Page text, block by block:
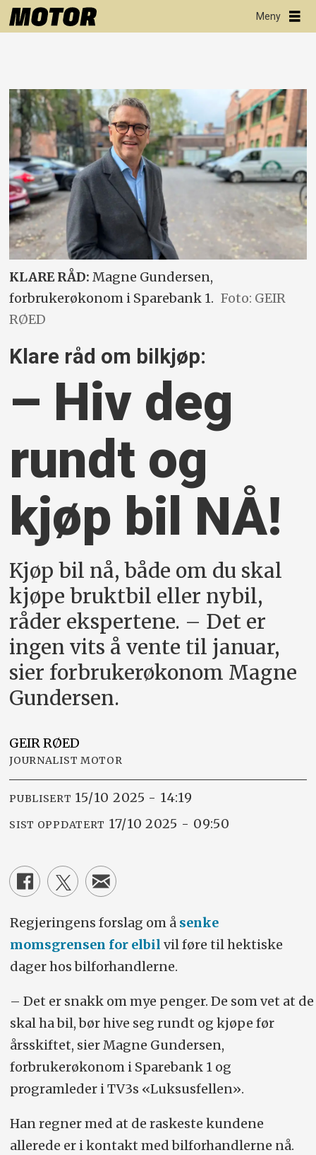
KLARE RÅD: Magne Gundersen,
forbrukerøkonom i Sparebank 1. Foto: GEIR
RØED
Klare råd om bilkjøp:
– Hiv deg
rundt og
kjøp bil NÅ!
Kjøp bil nå, både om du skal
kjøpe bruktbil eller nybil,
råder ekspertene. – Det er
ingen vits å vente til januar,
sier forbrukerøkonom Magne
Gundersen.
GEIR RØED
JOURNALIST MOTOR
PUBLISERT 15/10 2025 - 14:19
SIST OPPDATERT 17/10 2025 - 09:50
Regjeringens forslag om å senke
momsgrensen for elbil vil føre til hektiske
dager hos bilforhandlerne.
– Det er snakk om mye penger. De som vet at de
skal ha bil, bør hive seg rundt og kjøpe før
årsskiftet, sier Magne Gundersen,
forbrukerøkonom i Sparebank 1 og
programleder i TV3s «Luksusfellen».
Han regner med at de raskeste kundene
allerede er i kontakt med bilforhandlerne nå.